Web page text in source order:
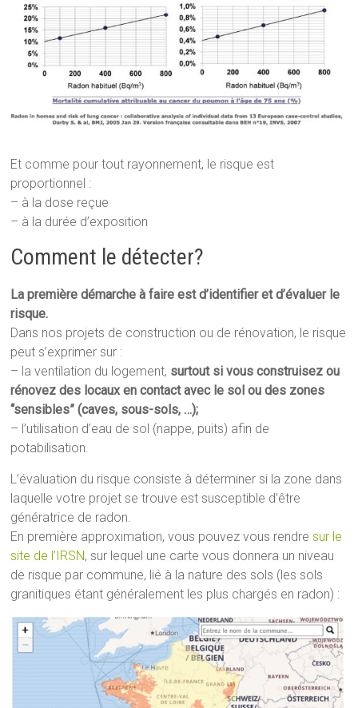
Et comme pour tout rayonnement, le risque est
proportionnel :
– à la dose reçue
– à la durée d’exposition
Comment le détecter?
La première démarche à faire est d’identifier et d’évaluer le
risque.
Dans nos projets de construction ou de rénovation, le risque
peut s’exprimer sur :
– la ventilation du logement, surtout si vous construisez ou
rénovez des locaux en contact avec le sol ou des zones
“sensibles” (caves, sous-sols, …);
– l’utilisation d’eau de sol (nappe, puits) afin de
potabilisation.
L’évaluation du risque consiste à déterminer si la zone dans
laquelle votre projet se trouve est susceptible d’être
génératrice de radon.
En première approximation, vous pouvez vous rendresur le
site de l’IRSN, sur lequel une carte vous donnera un niveau
de risque par commune, lié à la nature des sols (les sols
granitiques étant généralement les plus chargés en radon) :